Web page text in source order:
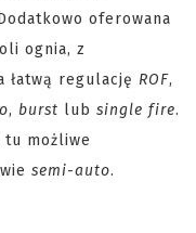
oferowana
ognia, z
łatwą regulację ROF,
, burst lub single fire.
możliwe
semi-auto.